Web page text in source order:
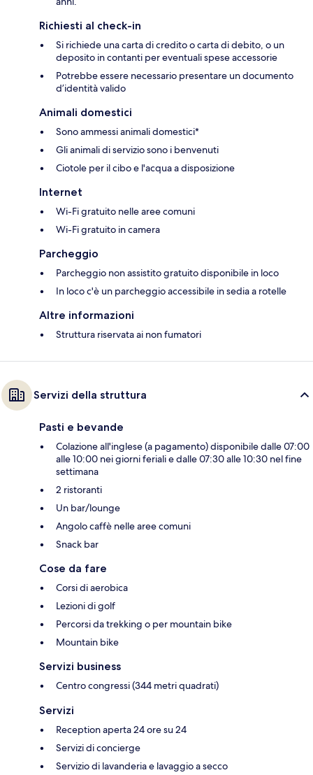
Richiesti al check-in
Si richiede una carta di credito o carta di debito, o un
deposito in contanti per eventuali spese accessorie
Potrebbe essere necessario presentare un documento
d’identità valido
Animali domestici
Sono ammessi animali domestici*
Gli animali di servizio sono i benvenuti
Ciotole per il cibo e l'acqua a disposizione
Internet
Wi-Fi gratuito nelle aree comuni
Wi-Fi gratuito in camera
Parcheggio
Parcheggio non assistito gratuito disponibile in loco
In loco c'è un parcheggio accessibile in sedia a rotelle
Altre informazioni
Struttura riservata ai non fumatori
Servizi della struttura
Pasti e bevande
Colazione all'inglese (a pagamento) disponibile dalle 07:00
alle 10:00 nei giorni feriali e dalle 07:30 alle 10:30 nel fine
settimana
2 ristoranti
Un bar/lounge
Angolo caffè nelle aree comuni
Snack bar
Cose da fare
Corsi di aerobica
Lezioni di golf
Percorsi da trekking o per mountain bike
Mountain bike
Servizi business
Centro congressi (344 metri quadrati)
Servizi
Reception aperta 24 ore su 24
Servizi di concierge
Servizio di lavanderia e lavaggio a secco